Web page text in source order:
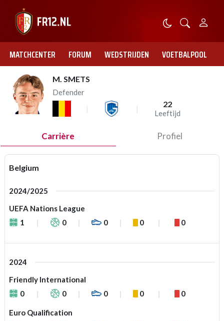
MATCHCENTER FORUM WEDSTRIJDEN VOETBALPOOL
M. SMETS
Defender
22
Leeftijd
Carrière Profiel
Belgium
2024/2025
UEFA Nations League
1
0 0 0 0
2024
Friendly International
0
0 0 0 0
Euro Qualification